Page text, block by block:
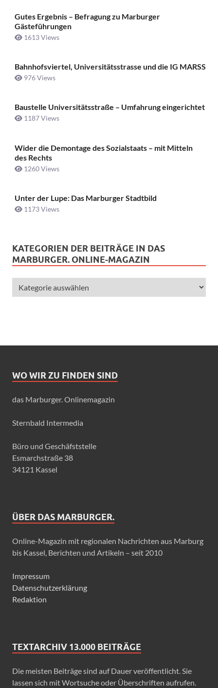
Gutes Ergebnis – Befragung zu Marburger
Gästeführungen
1613 Views
Bahnhofsviertel, Universitätsstrasse und die IG MARSS
976 Views
Baustelle Universitätsstraße ­– Umfahrung eingerichtet
1187 Views
Wider die Demontage des Sozialstaats – mit Mitteln
des Rechts
1260 Views
Unter der Lupe: Das Marburger Stadtbild
1173 Views
KATEGORIEN DER BEITRÄGE IN DAS
MARBURGER. ONLINE-MAGAZIN
WO WIR ZU FINDEN SIND
das Marburger. Onlinemagazin
Sternbald Intermedia
Büro und Geschäfststelle
Esmarchstraße 38
34121 Kassel
ÜBER DAS MARBURGER.
Online-Magazin mit regionalen Nachrichten aus Marburg
bis Kassel, Berichten und Artikeln – seit 2010
Impressum
Datenschutzerklärung
Redaktion
TEXTARCHIV 13.000 BEITRÄGE
Die meisten Beiträge sind auf Dauer veröffentlicht. Sie
lassen sich mit Wortsuche oder Überschriften aufrufen.